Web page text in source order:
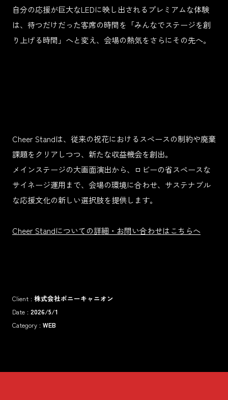
自分の応援が巨大なLEDに映し出されるプレミアムな体験
は、待つだけだった客席の時間を「みんなでステージを創
り上げる時間」へと変え、会場の熱気をさらにその先へ。
Cheer Standは、従来の祝花におけるスペースの制約や廃棄
課題をクリアしつつ、新たな収益機会を創出。
メインステージの大画面演出から、ロビーの省スペースな
サイネージ運用まで、会場の環境に合わせ、サステナブル
な応援文化の新しい選択肢を提供します。
Cheer Standについての詳細・お問い合わせはこちらへ
Client : 株式会社ポニーキャニオン
Date : 2026/5/1
Category : WEB
Top
Top
Top
News
Company